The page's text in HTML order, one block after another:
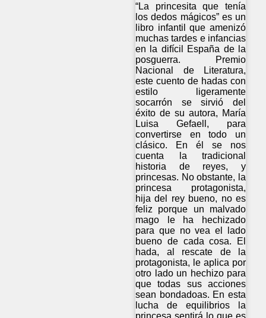
“La princesita que tenía
los dedos mágicos” es un
libro infantil que amenizó
muchas tardes e infancias
en la difícil España de la
posguerra. Premio
Nacional de Literatura,
este cuento de hadas con
estilo ligeramente
socarrón se sirvió del
éxito de su autora, María
Luisa Gefaell, para
convertirse en todo un
clásico. En él se nos
cuenta la tradicional
historia de reyes, y
princesas. No obstante, la
princesa protagonista,
hija del rey bueno, no es
feliz porque un malvado
mago le ha hechizado
para que no vea el lado
bueno de cada cosa. El
hada, al rescate de la
protagonista, le aplica por
otro lado un hechizo para
que todas sus acciones
sean bondadoas. En esta
lucha de equilibrios la
princesa sentirá lo que es